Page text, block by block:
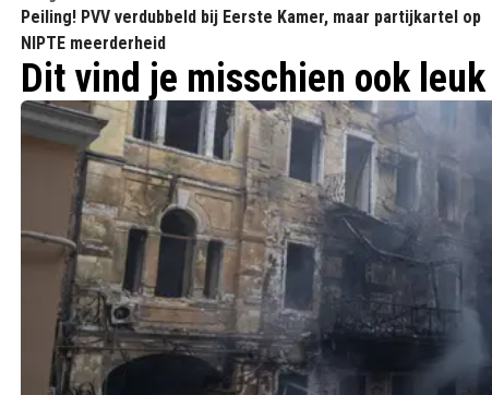
Peiling! PVV verdubbeld bij Eerste Kamer, maar partijkartel op
NIPTE meerderheid
Dit vind je misschien ook leuk